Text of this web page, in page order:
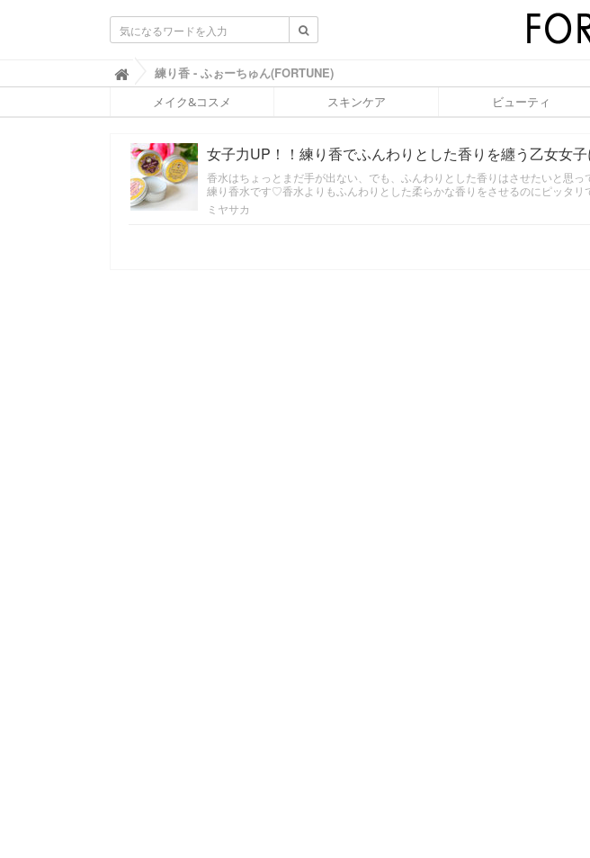
ふ
ぉ
ち
ん
F
O
練り香 - ふぉーちゅん(FORTUNE)
メイク&コスメ スキンケア ビューティ
女子力UP！！練り香でふんわりとした香りを纏う乙女女
香水はちょっとまだ手が出ない、でも、ふんわりとした香りはさせたいと思
練り香水です♡香水よりもふんわりとした柔らかな香りをさせるのにピッタリ
ミヤサカ